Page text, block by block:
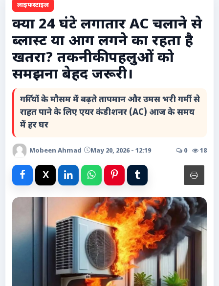
लाइफस्टाइल
वायरल
स्पेशल
विशेष लेख
धर्म और अध्यात्म
Advertise with Us
Videos
लाइफस्टाइल
क्या 24 घंटे लगातार AC चलाने से
ब्लास्ट या आग लगने का रहता है
खतरा? तकनीकी पहलुओं को
समझना बेहद जरूरी।
गर्मियों के मौसम में बढ़ते तापमान और उमस भरी गर्मी से
राहत पाने के लिए एयर कंडीशनर (AC) आज के समय
में हर घर
Mobeen Ahmad May 20, 2026 - 12:19 0 18